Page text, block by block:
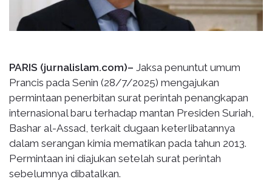
PARIS (jurnalislam.com)– Jaksa penuntut umum
Prancis pada Senin (28/7/2025) mengajukan
permintaan penerbitan surat perintah penangkapan
internasional baru terhadap mantan Presiden Suriah,
Bashar al-Assad, terkait dugaan keterlibatannya
dalam serangan kimia mematikan pada tahun 2013.
Permintaan ini diajukan setelah surat perintah
sebelumnya dibatalkan.